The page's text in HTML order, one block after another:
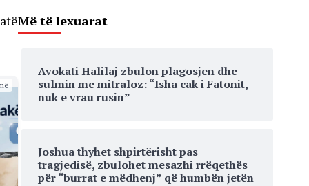
Më të lexuarat
Avokati Halilaj zbulon plagosjen dhe
sulmin me mitraloz: “Isha cak i Fatonit,
nuk e vrau rusin”
Joshua thyhet shpirtërisht pas
tragjedisë, zbulohet mesazhi rrëqethës
për “burrat e mëdhenj” që humbën jetën